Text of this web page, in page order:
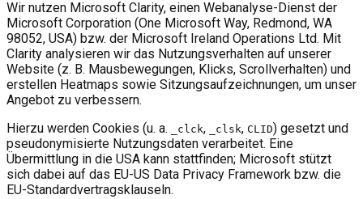
Wir nutzen Microsoft Clarity, einen Webanalyse-Dienst der
Microsoft Corporation (One Microsoft Way, Redmond, WA
98052, USA) bzw. der Microsoft Ireland Operations Ltd. Mit
Clarity analysieren wir das Nutzungsverhalten auf unserer
Website (z. B. Mausbewegungen, Klicks, Scrollverhalten) und
erstellen Heatmaps sowie Sitzungsaufzeichnungen, um unser
Angebot zu verbessern.
Hierzu werden Cookies (u. a.
_clck, _clsk, CLID) gesetzt und
pseudonymisierte Nutzungsdaten verarbeitet. Eine
Übermittlung in die USA kann stattfinden; Microsoft stützt
sich dabei auf das EU-US Data Privacy Framework bzw. die
EU-Standardvertragsklauseln.